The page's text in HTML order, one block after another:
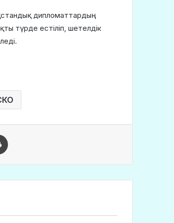
дипломаттардың
түрде естіліп, шетелдік